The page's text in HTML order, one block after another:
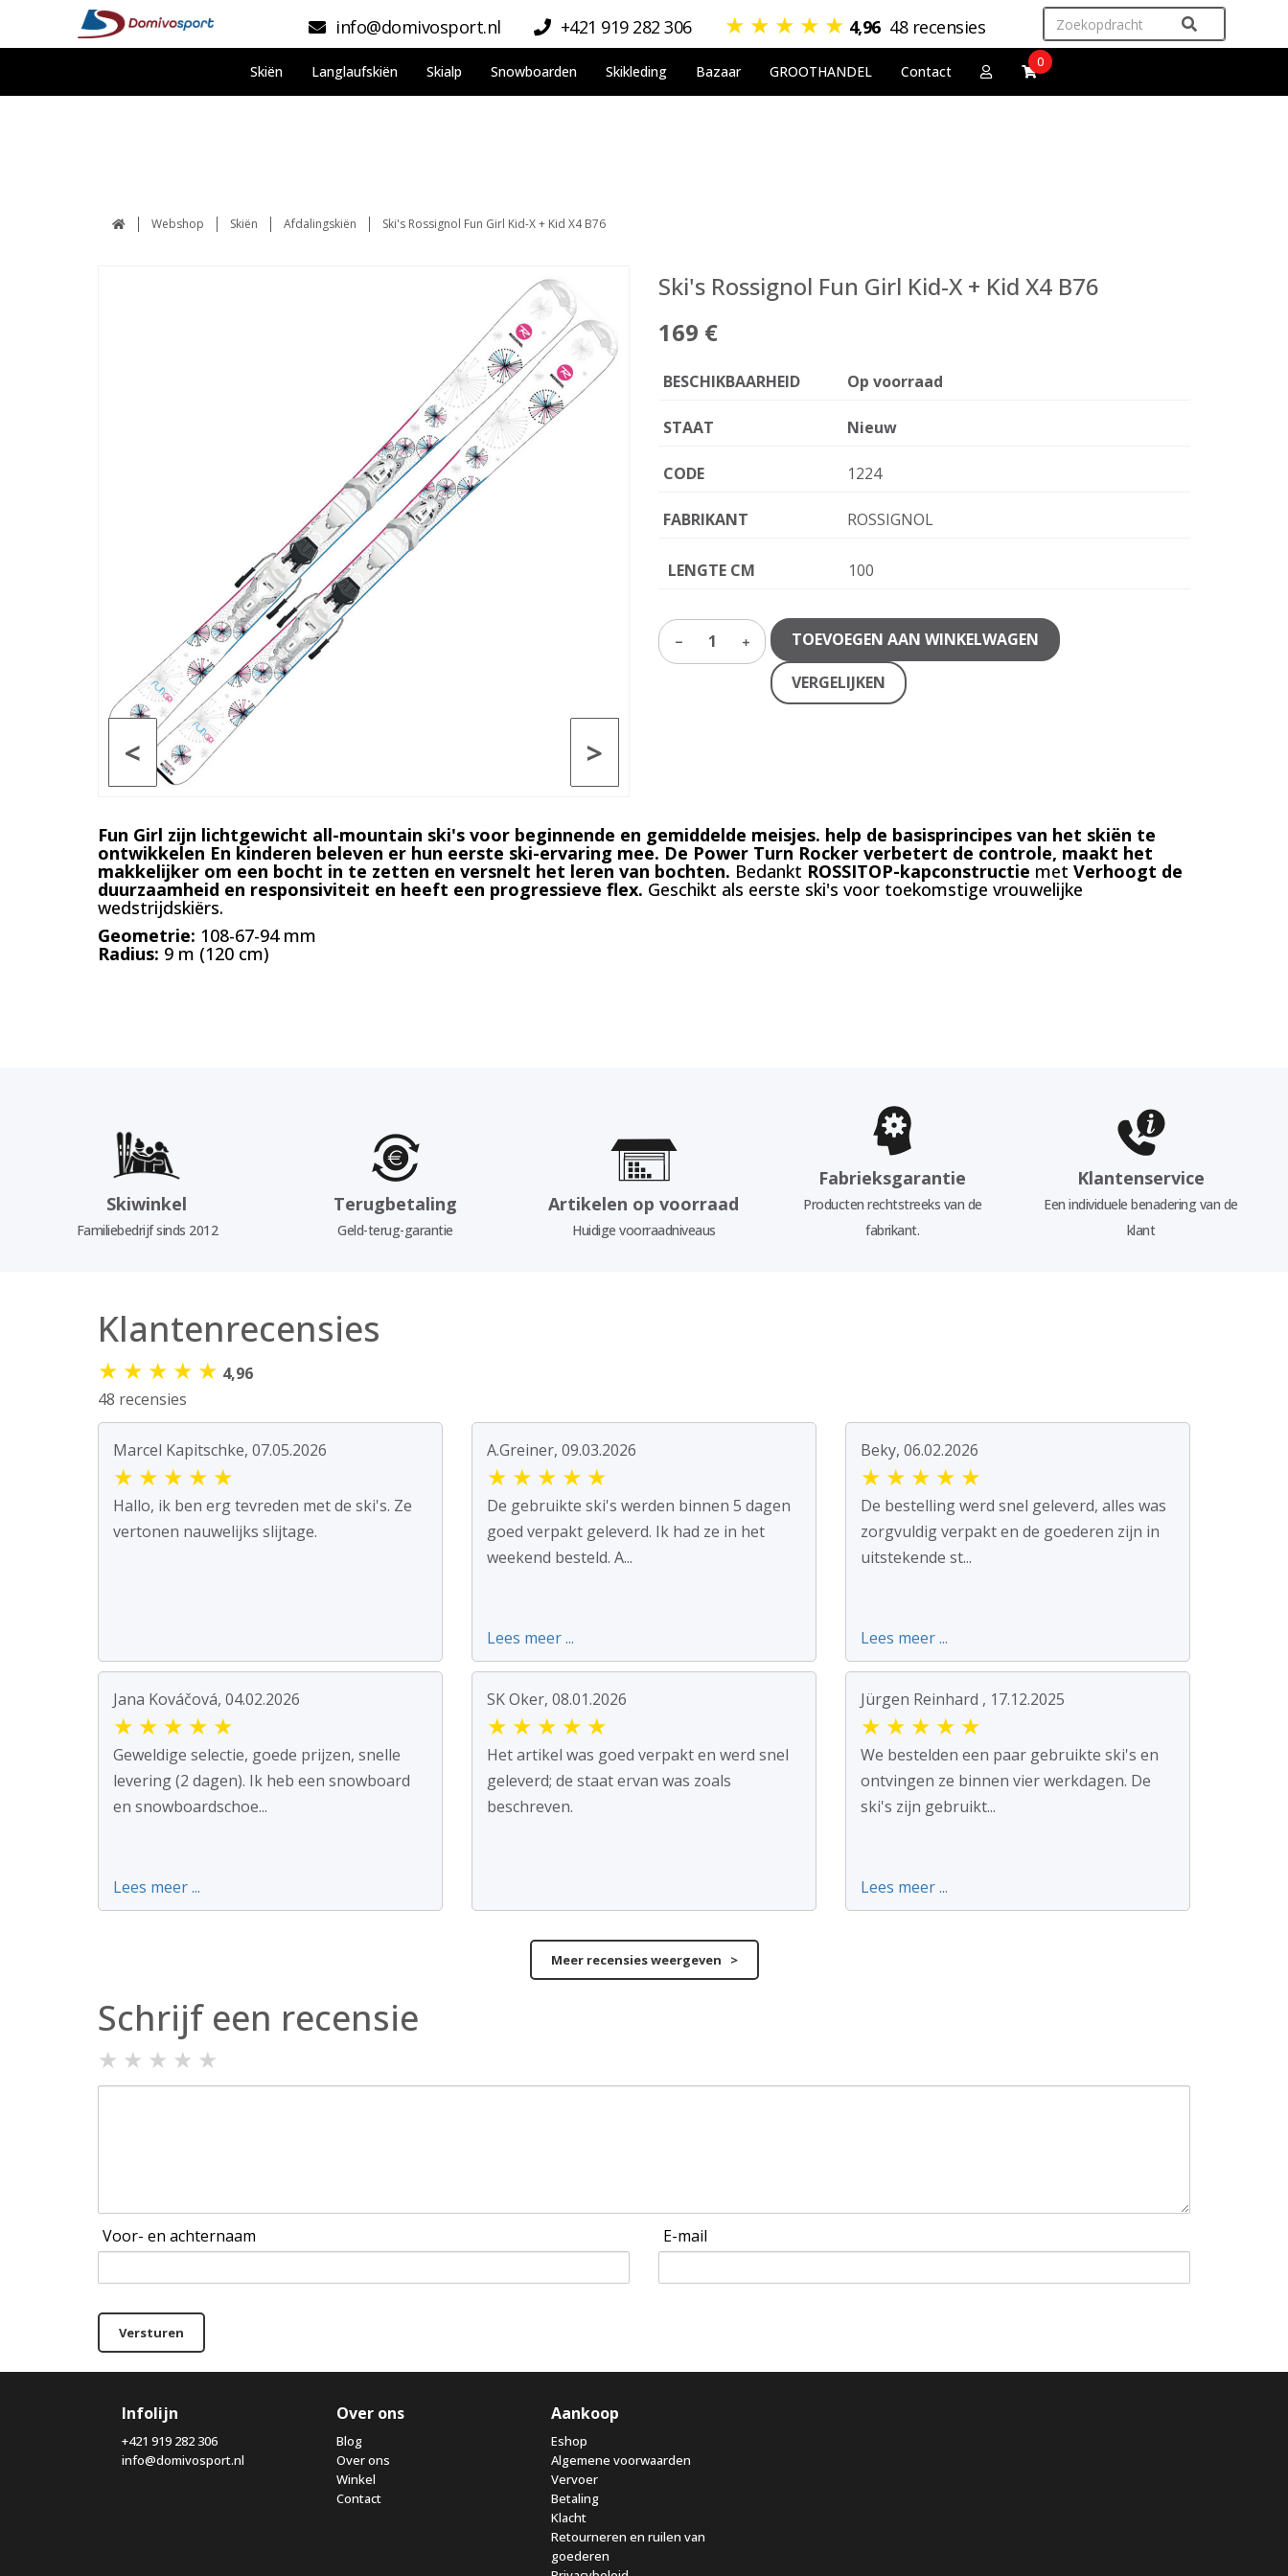
info@domivosport.nl +421 919 282 306 ★ ★ ★ ★ ★ 4,96 48 recensies
Skiën Langlaufskiën Skialp Snowboarden Skikleding Bazaar GROOTHANDEL Contact
0
Webshop Skiën Afdalingskiën Ski's Rossignol Fun Girl Kid-X + Kid X4 B76
>
<
Ski's Rossignol Fun Girl Kid-X + Kid X4 B76
169 €
BESCHIKBAARHEID Op voorraad
STAAT Nieuw
CODE 1224
FABRIKANT ROSSIGNOL
LENGTE CM 100
1 TOEVOEGEN AAN WINKELWAGEN
VERGELIJKEN
Fun Girl zijn lichtgewicht all-mountain ski's voor beginnende en gemiddelde meisjes. help de basisprincipes van het skiën te
ontwikkelen En kinderen beleven er hun eerste ski-ervaring mee. De Power Turn Rocker verbetert de controle, maakt het
makkelijker om een bocht in te zetten en versnelt het leren van bochten. Bedankt ROSSITOP-kapconstructie met Verhoogt de
duurzaamheid en responsiviteit en heeft een progressieve flex. Geschikt als eerste ski's voor toekomstige vrouwelijke
wedstrijdskiërs.
Geometrie: 108-67-94 mm
Radius: 9 m (120 cm)
Skiwinkel
Familiebedrijf sinds 2012
Terugbetaling
Geld-terug-garantie
Artikelen op voorraad
Huidige voorraadniveaus
Fabrieksgarantie
Producten rechtstreeks van de
fabrikant.
Klantenservice
Een individuele benadering van de
klant
Klantenrecensies
★ ★ ★ ★ ★ 4,96
48 recensies
Marcel Kapitschke, 07.05.2026
★ ★ ★ ★ ★
Hallo, ik ben erg tevreden met de ski's. Ze
vertonen nauwelijks slijtage.
A.Greiner, 09.03.2026
★ ★ ★ ★ ★
De gebruikte ski's werden binnen 5 dagen
goed verpakt geleverd. Ik had ze in het
weekend besteld. A...
Lees meer ...
Beky, 06.02.2026
★ ★ ★ ★ ★
De bestelling werd snel geleverd, alles was
zorgvuldig verpakt en de goederen zijn in
uitstekende st...
Lees meer ...
Jana Kováčová, 04.02.2026
★ ★ ★ ★ ★
Geweldige selectie, goede prijzen, snelle
levering (2 dagen). Ik heb een snowboard
en snowboardschoe...
Lees meer ...
SK Oker, 08.01.2026
★ ★ ★ ★ ★
Het artikel was goed verpakt en werd snel
geleverd; de staat ervan was zoals
beschreven.
Jürgen Reinhard , 17.12.2025
★ ★ ★ ★ ★
We bestelden een paar gebruikte ski's en
ontvingen ze binnen vier werkdagen. De
ski's zijn gebruikt...
Lees meer ...
Meer recensies weergeven >
Schrijf een recensie
★ ★ ★ ★ ★
Voor- en achternaam E-mail
Versturen
Infolijn
+421 919 282 306
info@domivosport.nl
Over ons
Blog
Over ons
Winkel
Contact
Aankoop
Eshop
Algemene voorwaarden
Vervoer
Betaling
Klacht
Retourneren en ruilen van
goederen